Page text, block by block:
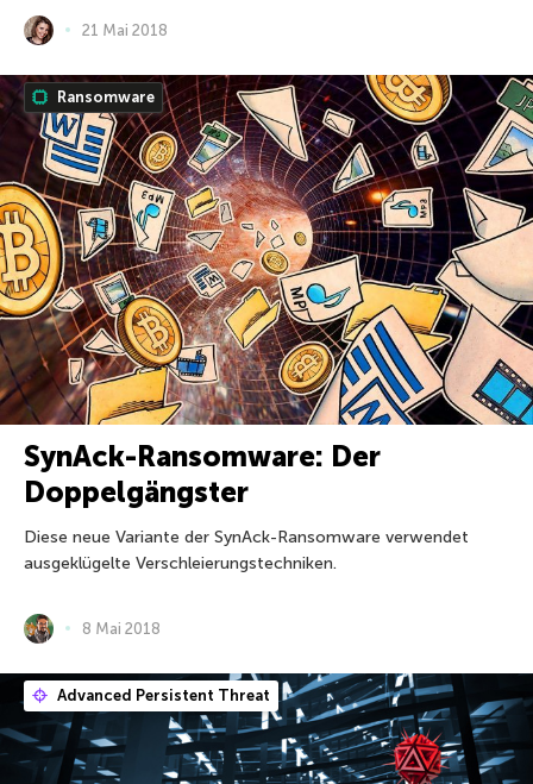
21 Mai 2018
Ransomware
SynAck-Ransomware: Der
Doppelgängster
Diese neue Variante der SynAck-Ransomware verwendet
ausgeklügelte Verschleierungstechniken.
8 Mai 2018
Advanced Persistent Threat